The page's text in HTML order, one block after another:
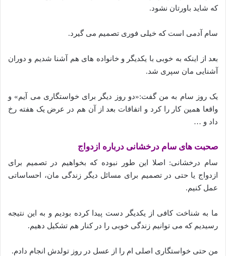
که شاید باورتان نشود.
سام آدمی است که خیلی فوری تصمیم می گیرد.
بعد از اینکه به خوبی با یکدیگر و خانواده های هم آشنا شدیم و دوران
آشنایی مان سپری شد.
یک روز سام به من گفت:«دو روز دیگر برای خواستگاری می آیم» و
واقعا همین کار را کرد و اتفاقات بعد از آن هم در عرض یک هفته رخ
داد و …
صحبت های سام درخشانی درباره ازدواج
سام درخشانی: اصلا این طور نبوده که بخواهیم در تصمیم برای
ازدواج یا حتی در تصمیم برای مسائل دیگر زندگی مان، احساساتی
عمل کنیم.
ما به شناخت کافی از یکدیگر دست پیدا کرده بودیم و به این نتیجه
رسیدیم که می توانیم زندگی خوبی را در کنار هم تشکیل دهیم.
من حتی خواستگاری اصلی ام را از عسل در روز تولدش انجام دادم.